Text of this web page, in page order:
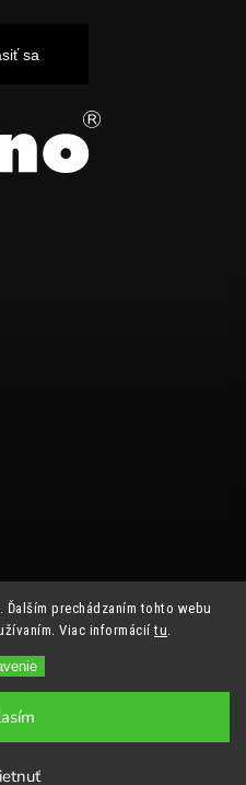
prechádzaním tohto webu
Viac informáciítu.
sa